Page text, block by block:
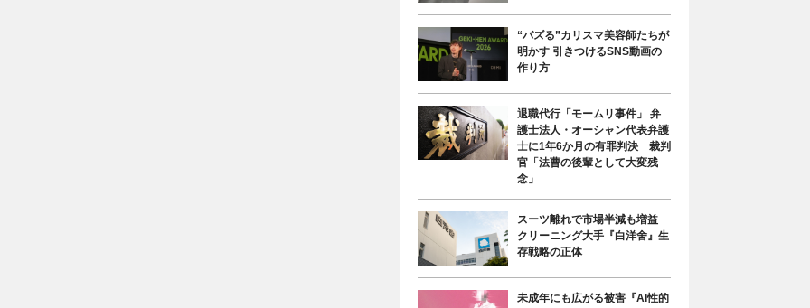
“バズる”カリスマ美容師たちが
明かす 引きつけるSNS動画の
作り方
退職代行「モームリ事件」 弁
護士法人・オーシャン代表弁護
士に1年6か月の有罪判決 裁判
官「法曹の後輩として大変残
念」
スーツ離れで市場半減も増益
クリーニング大手『白洋舍』生
存戦略の正体
未成年にも広がる被害『AI性的